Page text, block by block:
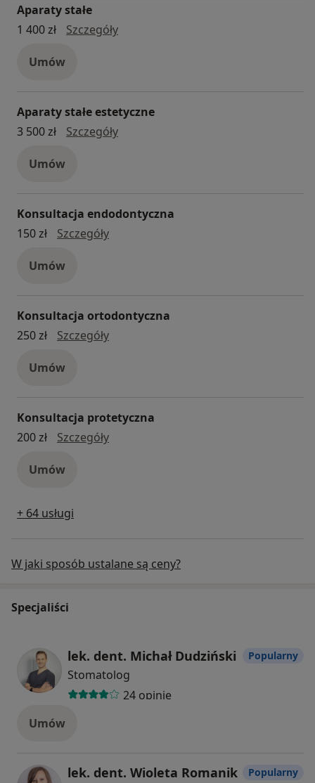
Aparaty stałe
1 400 zł
Szczegółyaparaty stałe
Umów
Aparaty stałe estetyczne
3 500 zł
Szczegółyaparaty stałe estetyczne
Umów
Konsultacja endodontyczna
150 zł
Szczegółykonsultacja endodontyczna
Umów
Konsultacja ortodontyczna
250 zł
Szczegółykonsultacja ortodontyczna
Umów
Konsultacja protetyczna
200 zł
Szczegółykonsultacja protetyczna
Umów
+ 64 usługi
W jaki sposób ustalane są ceny?
Specjaliści
lek. dent. Michał Dudziński
Stomatolog
24 opinie
Popularny
Umów
lek. dent. Wioleta Romanik Popularny